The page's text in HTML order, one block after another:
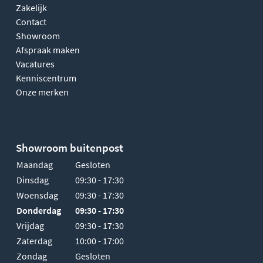
Zakelijk
Contact
Showroom
Afspraak maken
Vacatures
Kenniscentrum
Onze merken
Showroom buitenpost
Maandag
Gesloten
Dinsdag
09:30 - 17:30
Woensdag
09:30 - 17:30
Donderdag
09:30 - 17:30
Vrijdag
09:30 - 17:30
Zaterdag
10:00 - 17:00
Zondag
Gesloten